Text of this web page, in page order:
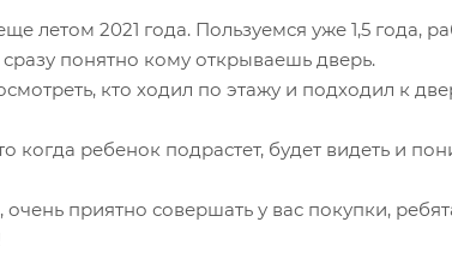
летом 2021 года. Пользуемся уже 1,5 года,
понятно кому открываешь дверь.
кто ходил по этажу и подходил к
когда ребенок подрастет, будет видеть и
приятно совершать у вас покупки,